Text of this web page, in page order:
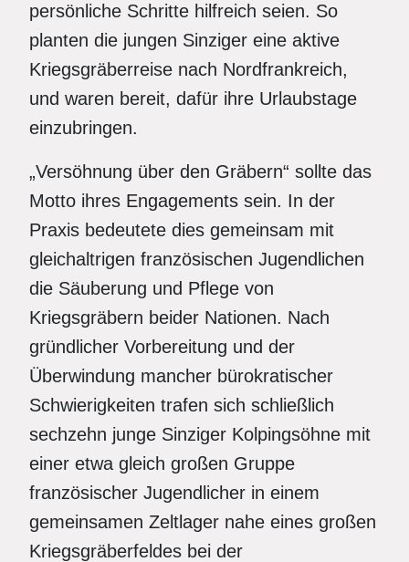
persönliche Schritte hilfreich seien. So
planten die jungen Sinziger eine aktive
Kriegsgräberreise nach Nordfrankreich,
und waren bereit, dafür ihre Urlaubstage
einzubringen.
„Versöhnung über den Gräbern“ sollte das
Motto ihres Engagements sein. In der
Praxis bedeutete dies gemeinsam mit
gleichaltrigen französischen Jugendlichen
die Säuberung und Pflege von
Kriegsgräbern beider Nationen. Nach
gründlicher Vorbereitung und der
Überwindung mancher bürokratischer
Schwierigkeiten trafen sich schließlich
sechzehn junge Sinziger Kolpingsöhne mit
einer etwa gleich großen Gruppe
französischer Jugendlicher in einem
gemeinsamen Zeltlager nahe eines großen
Kriegsgräberfeldes bei der